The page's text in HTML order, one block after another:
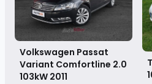
Volkswagen Passat
Variant Comfortline 2.0
103kW 2011